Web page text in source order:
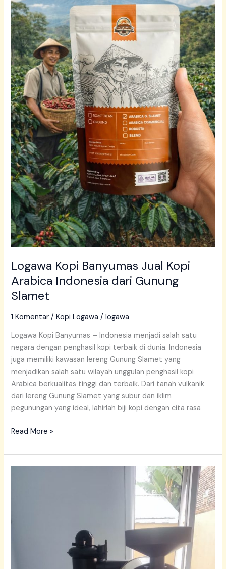
Logawa Kopi Banyumas Jual Kopi
Arabica Indonesia dari Gunung
Slamet
1 Komentar /Kopi Logawa /logawa
Logawa Kopi Banyumas – Indonesia menjadi salah satu
negara dengan penghasil kopi terbaik di dunia. Indonesia
juga memiliki kawasan lereng Gunung Slamet yang
menjadikan salah satu wilayah unggulan penghasil kopi
Arabica berkualitas tinggi dan terbaik. Dari tanah vulkanik
dari lereng Gunung Slamet yang subur dan iklim
pegunungan yang ideal, lahirlah biji kopi dengan cita rasa
Arabica
Indonesia
dari
Gunung
Slamet
Read More »
Layanan